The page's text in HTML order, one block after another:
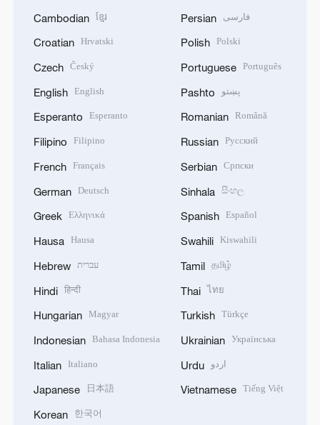
Cambodian ខ្មែរ
Croatian Hrvatski
Czech Český
English English
Esperanto Esperanto
Filipino Filipino
French Français
German Deutsch
Greek Ελληνικά
Hausa Hausa
Hebrew עברית
Hindi हिन्दी
Hungarian Magyar
Indonesian Bahasa Indonesia
Italian Italiano
Japanese 日本語
Korean 한국어
Persian فارسی
Polish Polski
Portuguese Português
Pashto پښتو
Romanian Română
Russian Русский
Serbian Српски
Sinhala සිංහල
Spanish Español
Swahili Kiswahili
Tamil தமிழ்
Thai ไทย
Turkish Türkçe
Ukrainian Українська
Urdu اردو
Vietnamese Tiếng Việt